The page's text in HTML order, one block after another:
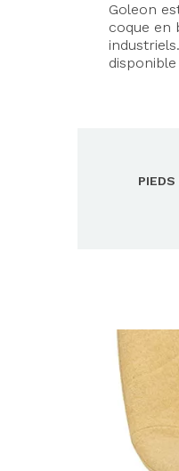
Goleon
coque en